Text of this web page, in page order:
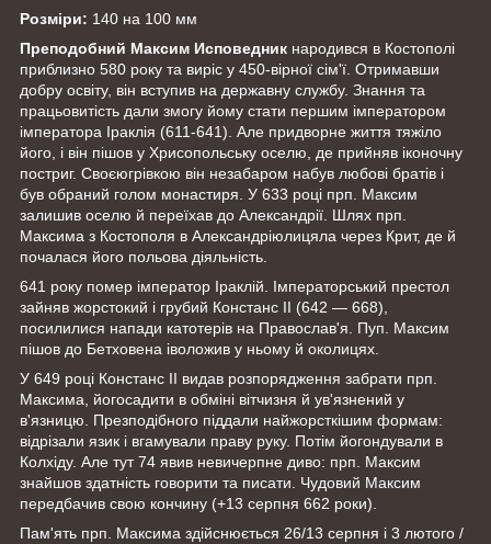
Розміри: 140 на 100 мм
Преподобний Максим Исповедник народився в Костополі
приблизно 580 року та виріс у 450-вірної сім'ї. Отримавши
добру освіту, він вступив на державну службу. Знання та
працьовитість дали змогу йому стати першим імператором
імператора Іраклія (611-641). Але придворне життя тяжіло
його, і він пішов у Хрисопольську оселю, де прийняв іконочну
постриг. Своєюгрівкою він незабаром набув любові братів і
був обраний голом монастиря. У 633 році прп. Максим
залишив оселю й переїхав до Александрії. Шлях прп.
Максима з Костополя в Александріюлицяла через Крит, де й
почалася його польова діяльність.
641 року помер імператор Іраклій. Імператорський престол
зайняв жорстокий і грубий Констанс II (642 — 668),
посилилися напади катотерів на Православ'я. Пуп. Максим
пішов до Бетховена іволожив у ньому й околицях.
У 649 році Констанс II видав розпорядження забрати прп.
Максима, йогосадити в обміні вітчизня й ув'язнений у
в'язницю. Презподібного піддали найжорсткішим формам:
відрізали язик і вгамували праву руку. Потім йогондували в
Колхіду. Але тут 74 явив невичерпне диво: прп. Максим
знайшов здатність говорити та писати. Чудовий Максим
передбачив свою кончину (+13 серпня 662 роки).
Пам'ять прп. Максима здійснюється 26/13 серпня і 3 лютого /